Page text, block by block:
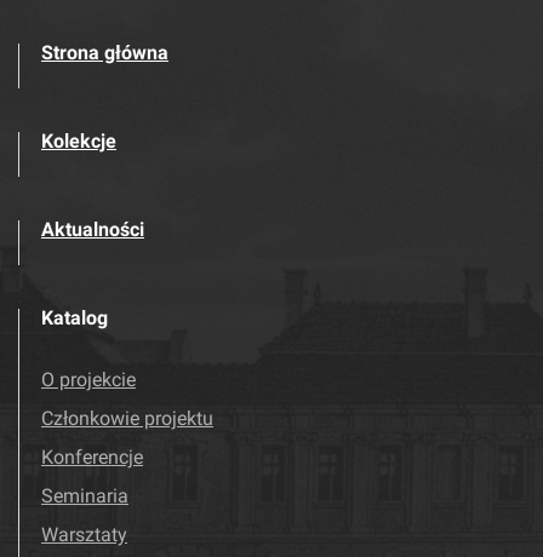
Strona główna
Kolekcje
Aktualności
Katalog
O projekcie
Członkowie projektu
Konferencje
Seminaria
Warsztaty